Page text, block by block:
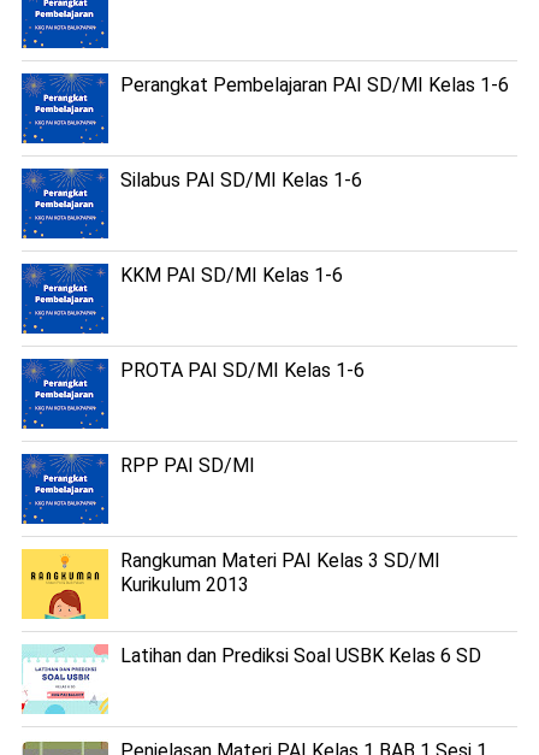
Perangkat Pembelajaran PAI SD/MI Kelas 1-6
Silabus PAI SD/MI Kelas 1-6
KKM PAI SD/MI Kelas 1-6
PROTA PAI SD/MI Kelas 1-6
RPP PAI SD/MI
Rangkuman Materi PAI Kelas 3 SD/MI
Kurikulum 2013
Latihan dan Prediksi Soal USBK Kelas 6 SD